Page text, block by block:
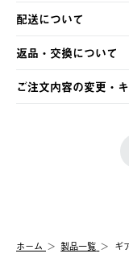
以下のいずれかの方
・クレジットカード決
・コンビニ決済
・Pay-easy決済
配送について
【発送スケジュール】
ご注文・ご入金完了
土日祝の発送はござ
の発送となる場合が
【配送業者】
佐川急便にて配送され
返品・交換について
※お客様都合の場合
お客様都合の返品に
一度お手元の商品を
ご注文内容の変更・
LOGOS FAMILY会
ホーム 製品一覧 ギ